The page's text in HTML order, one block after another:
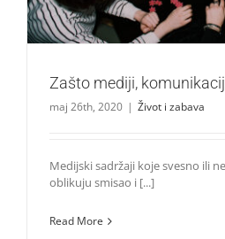
Zašto mediji,
maj 26th, 2020 | Život i zabava
Medijski sadržaji koje svesno ili
oblikuju smisao i [...]
Read More